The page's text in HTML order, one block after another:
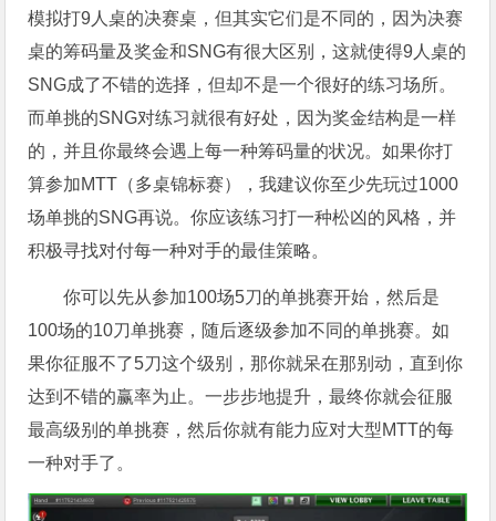
模拟打9人桌的决赛桌，但其实它们是不同的，因为决赛
桌的筹码量及奖金和SNG有很大区别，这就使得9人桌的
SNG成了不错的选择，但却不是一个很好的练习场所。
而单挑的SNG对练习就很有好处，因为奖金结构是一样
的，并且你最终会遇上每一种筹码量的状况。如果你打
算参加MTT（多桌锦标赛），我建议你至少先玩过1000
场单挑的SNG再说。你应该练习打一种松凶的风格，并
积极寻找对付每一种对手的最佳策略。
你可以先从参加100场5刀的单挑赛开始，然后是
100场的10刀单挑赛，随后逐级参加不同的单挑赛。如
果你征服不了5刀这个级别，那你就呆在那别动，直到你
达到不错的赢率为止。一步步地提升，最终你就会征服
最高级别的单挑赛，然后你就有能力应对大型MTT的每
一种对手了。